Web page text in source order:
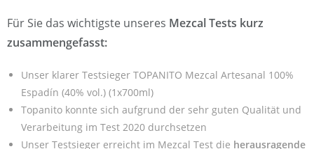
Für Sie das wichtigste unseres Mezcal Tests kurz
zusammengefasst:
Unser klarer Testsieger TOPANITO Mezcal Artesanal 100%
Espadín (40% vol.) (1x700ml)
Topanito konnte sich aufgrund der sehr guten Qualität und
Verarbeitung im Test 2020 durchsetzen
Unser Testsieger erreicht im Mezcal Test die herausragende